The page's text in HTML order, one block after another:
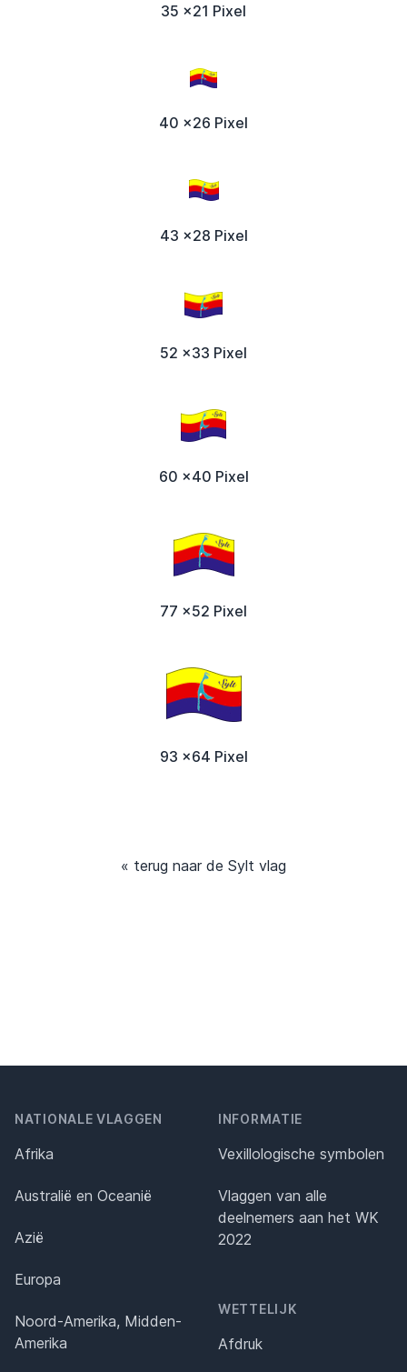
35 x21 Pixel
40 x26 Pixel
43 x28 Pixel
52 x33 Pixel
60 x40 Pixel
77 x52 Pixel
93 x64 Pixel
« terug naar de Sylt vlag
NATIONALE VLAGGEN
Afrika
Australië en Oceanië
Azië
Europa
Noord-Amerika, Midden-
Amerika
INFORMATIE
Vexillologische symbolen
Vlaggen van alle
deelnemers aan het WK
2022
WETTELIJK
Afdruk